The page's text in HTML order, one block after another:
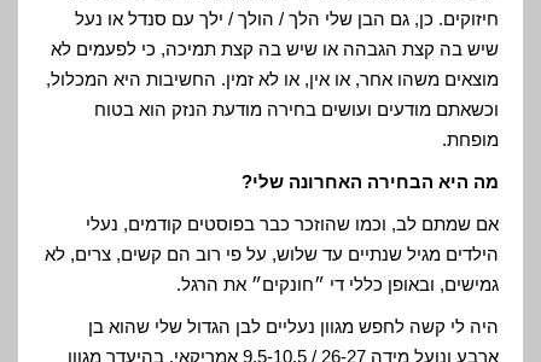
חיזוקים. כן, גם הבן שלי הלך / הולך / ילך עם סנדל או נעל
שיש בה קצת הגבהה או שיש בה קצת תמיכה, כי לפעמים לא
מוצאים משהו אחר, או אין, או לא זמין. החשיבות היא המכלול,
וכשאתם מודעים ועושים בחירה מודעת הנזק הוא בטוח
מופחת.
מה היא הבחירה האחרונה שלי?
אם שמתם לב, וכמו שהוזכר כבר בפוסטים קודמים, נעלי
הילדים מגיל שנתיים עד שלוש, על פי רוב הם קשים, צרים, לא
גמישים, ובאופן כללי די ״חונקים״ את הרגל.
היה לי קשה לחפש מגוון נעליים לבן הגדול שלי שהוא בן
ארבע ונועל מידה 26-27 / 9.5-10.5 אמריקאי. בהיעדר מגוון